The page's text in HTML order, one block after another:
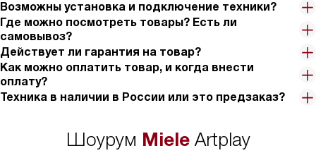
Возможны установка и подключение техники?
Где можно посмотреть товары? Есть ли
самовывоз?
Действует ли гарантия на товар?
Как можно оплатить товар, и когда внести
оплату?
Техника в наличии в России или это предзаказ?
Шоурум MieleArtplay